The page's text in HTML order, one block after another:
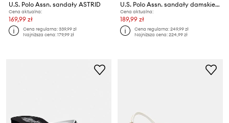
U.S. Polo Assn. sandały ASTRID
Cena aktualna:
169,99 zł
Cena regularna:339,99 zł
Najniższa cena:179,99 zł
U.S. Polo Assn. sandały damskie GENNY003
Cena aktualna:
189,99 zł
Cena regularna:249,99 zł
Najniższa cena:224,99 zł